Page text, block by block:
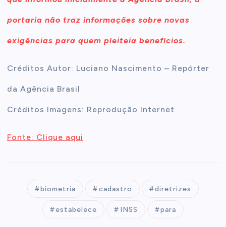
portaria não traz informações sobre novas
exigências para quem pleiteia benefícios.
Créditos Autor: Luciano Nascimento – Repórter
da Agência Brasil
Créditos Imagens: Reprodução Internet
Fonte: Clique aqui
biometria cadastro diretrizes
estabelece INSS para